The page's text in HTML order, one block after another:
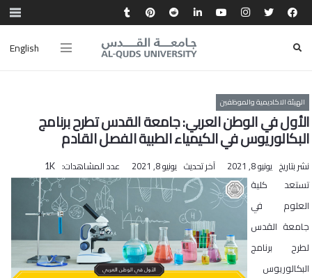
English
الهيئة الاكاديمية والموظفين
الأول في الوطن العربي: جامعة القدس تطرح برنامج
البكالوريوس في الكيمياء الطبية الفصل القادم
نشر بتاريخ يونيو 8, 2021 آخر تحديث يونيو 8, 2021 عدد المشاهدات: 1K
تستعد كلية
العلوم في
جامعة القدس
لطرح برنامج
البكالوريوس